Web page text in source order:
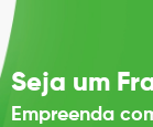
Seja um
Empreenda